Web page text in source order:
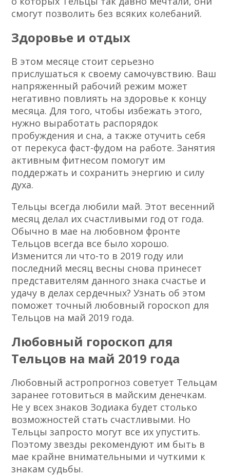
смогут позволить без всяких колебаний.
Здоровье и отдых
В этом месяце стоит серьезно
прислушаться к своему самочувствию. Ваш
напряженный рабочий режим может
негативно повлиять на здоровье к концу
месяца. Для того, чтобы избежать этого,
нужно выработать распорядок
пробуждения и сна, а также отучить себя
от перекуса фаст-фудом на работе. Занятия
активным фитнесом помогут им
поддержать и сохранить энергию и силу
духа.
Тельцы всегда любили май. Этот весенний
месяц делал их счастливыми год от года.
Обычно в мае на любовном фронте
Тельцов всегда все было хорошо.
Изменится ли что-то в 2019 году или
последний месяц весны снова принесет
представителям данного знака счастье и
удачу в делах сердечных? Узнать об этом
поможет точный любовный гороскоп для
Тельцов на май 2019 года.
Любовный гороскоп для
Тельцов на май 2019 года
Любовный астропрогноз советует Тельцам
заранее готовиться в майским денечкам.
Не у всех знаков Зодиака будет столько
возможностей стать счастливыми. Но
Тельцы запросто могут все их упустить.
Поэтому звезды рекомендуют им быть в
мае крайне внимательными и чуткими к
знакам судьбы.